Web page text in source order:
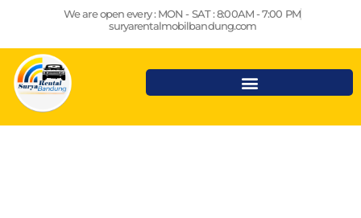
konten
We are open every : MON - SAT : 8:00AM - 7:00 PM
suryarentalmobilbandung.com